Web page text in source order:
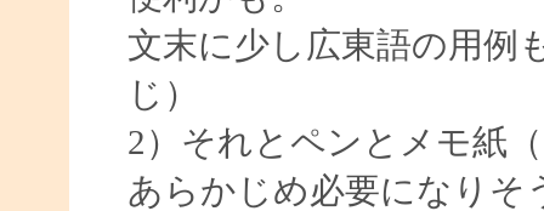
文末に少し広東語の用例
じ）
2）それとペンとメモ紙
あらかじめ必要になりそ